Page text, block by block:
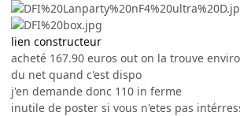
lien constructeur
acheté 167.90 euros out on la trouve
du net quand c'est dispo
j'en demande donc 110 in ferme
inutile de poster si vous n'etes pas